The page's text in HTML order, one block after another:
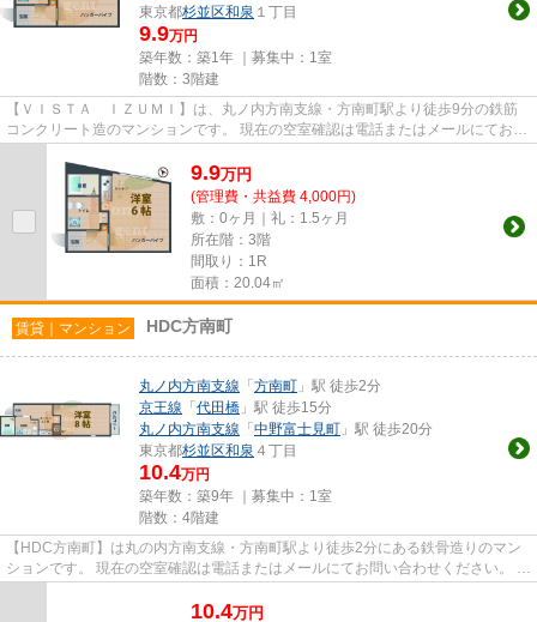
東京都杉並区和泉 １丁目
9.9万円
築年数：築1年 ｜募集中： 1室
階数：3階建
【ＶＩＳＴＡ ＩＺＵＭＩ】は、丸ノ内方南支線・方南町駅より徒歩9分の鉄筋
コンクリート造のマンションです。 現在の空室確認は電話またはメールにてお問
9.9万円
(管理費・共益費 4,000円)
敷：0ヶ月｜礼：1.5ヶ月
所在階：3階
間取り：1R
面積：20.04㎡
賃貸｜マンション HDC方南町
丸ノ内方南支線 「 方南町 」駅 徒歩2分
京王線 「 代田橋 」駅 徒歩15分
丸ノ内方南支線 「 中野富士見町 」駅 徒歩20分
東京都杉並区和泉 ４丁目
10.4万円
築年数：築9年 ｜募集中： 1室
階数：4階建
【HDC方南町】は丸の内方南支線・方南町駅より徒歩2分にある鉄骨造りのマン
ションです。 現在の空室確認は電話またはメールにてお問い合わせください。 退
10.4万円